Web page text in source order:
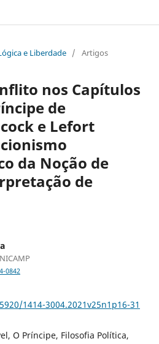
e Liberdade / Artigos
nos Capítulos
de
e Lefort
da Noção de
de
0842
1414-3004.2021v25n1p16-31
O Príncipe, Filosofia Política,